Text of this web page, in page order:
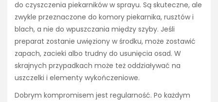
do czyszczenia piekarników w sprayu. Są skuteczne, ale
zwykle przeznaczone do komory piekarnika, rusztów i
blach, a nie do wpuszczania między szyby. Jeśli
preparat zostanie uwięziony w środku, może zostawić
zapach, zacieki albo trudny do usunięcia osad. W
skrajnych przypadkach może też oddziaływać na
uszczelki i elementy wykończeniowe.
Dobrym kompromisem jest regularność. Po każdym